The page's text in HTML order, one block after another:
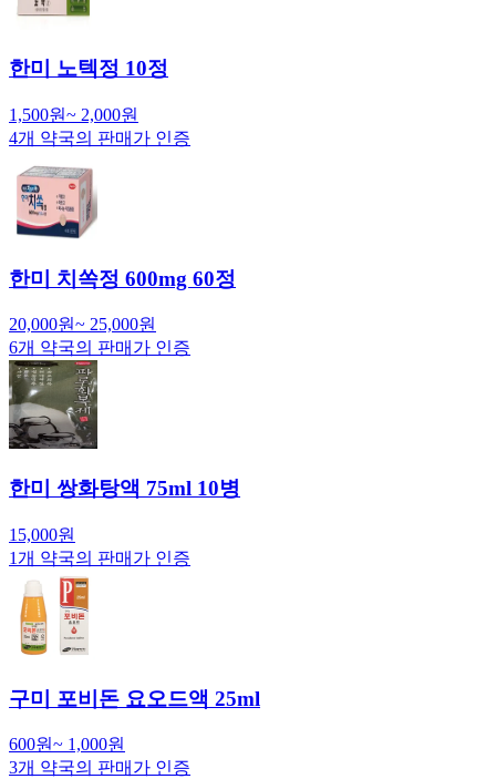
한미 노텍정 10정
1,500원~ 2,000원
4개 약국의 판매가 인증
한미 치쏙정 600mg 60정
20,000원~ 25,000원
6개 약국의 판매가 인증
한미 쌍화탕액 75ml 10병
15,000원
1개 약국의 판매가 인증
구미 포비돈 요오드액 25ml
600원~ 1,000원
3개 약국의 판매가 인증